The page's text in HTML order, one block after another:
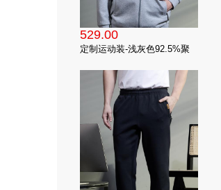
529.00
定制运动装-浅灰色92.5%聚